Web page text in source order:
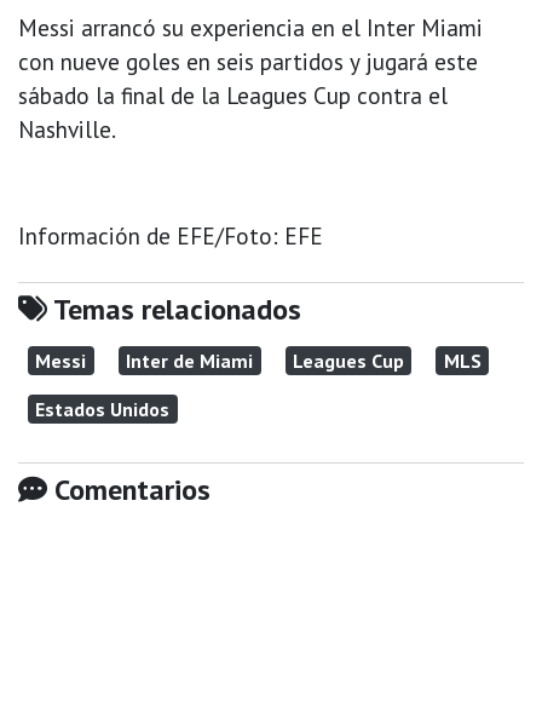
Messi arrancó su experiencia en el Inter Miami
con nueve goles en seis partidos y jugará este
sábado la final de la Leagues Cup contra el
Nashville.
Información de EFE/Foto: EFE
Temas relacionados
Messi Inter de Miami Leagues Cup
MLS
Estados Unidos
Comentarios